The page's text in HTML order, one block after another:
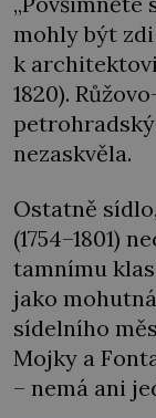
mohly být zdi
k architektovi
1820).
nezaskvěla.
Ostatně
(1754–1801)
tamnímu
jako
sídelního
Mojky a
– nemá ani